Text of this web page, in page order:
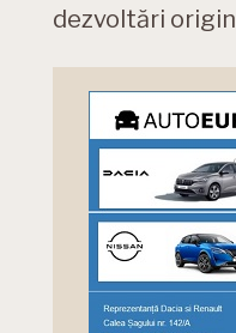
dezvoltări